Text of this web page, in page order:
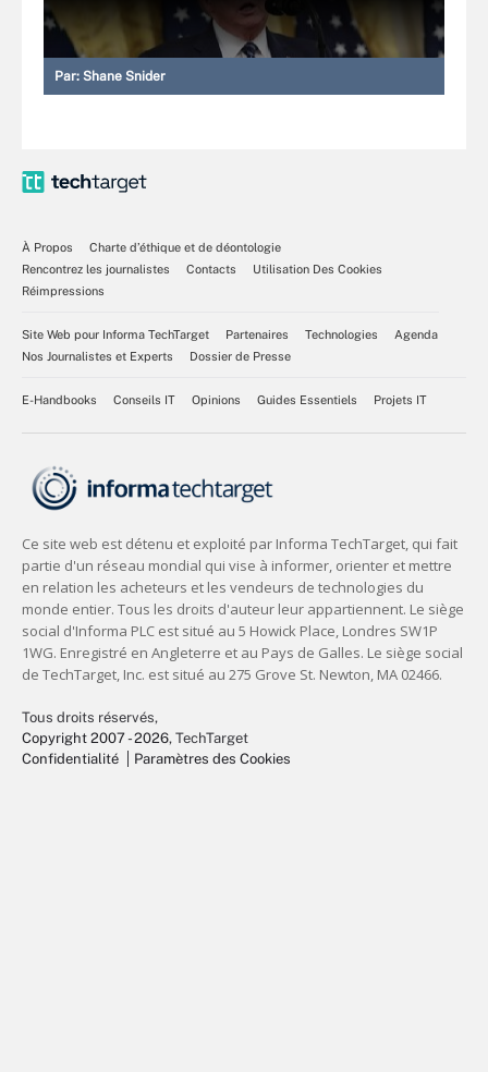
Par: Shane Snider
À Propos
Charte d’éthique et de déontologie
Rencontrez les journalistes
Contacts
Utilisation Des Cookies
Réimpressions
Site Web pour Informa TechTarget Partenaires Technologies
Agenda
Nos Journalistes et Experts
Dossier de Presse
E-Handbooks Conseils IT Opinions Guides Essentiels Projets IT
Tous droits réservés,
Copyright 2007 - 2026, TechTarget
Confidentialité
Paramètres des Cookies